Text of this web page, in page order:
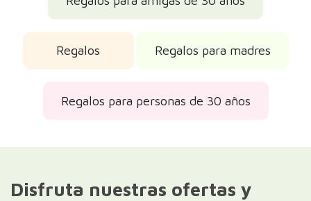
Regalos Regalos para madres
Regalos para personas de 30 años
Disfruta nuestras ofertas y